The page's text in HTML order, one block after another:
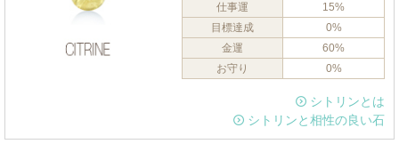
仕事運
15%
目標達成
0%
金運
60%
お守り
0%
シトリンとは
シトリンと相性の良い石